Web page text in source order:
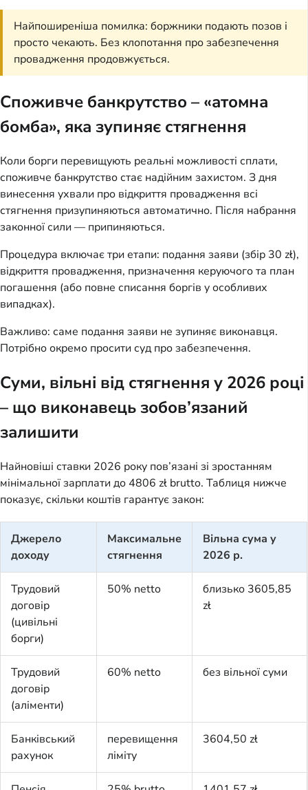
Найпоширеніша помилка: боржники подають позов і
просто чекають. Без клопотання про забезпечення
провадження продовжується.
Споживче банкрутство – «атомна
бомба», яка зупиняє стягнення
Коли борги перевищують реальні можливості сплати,
споживче банкрутство стає надійним захистом. З дня
винесення ухвали про відкриття провадження всі
стягнення призупиняються автоматично. Після набрання
законної сили — припиняються.
Процедура включає три етапи: подання заяви (збір 30 zł),
відкриття провадження, призначення керуючого та план
погашення (або повне списання боргів у особливих
випадках).
Важливо: саме подання заяви не зупиняє виконавця.
Потрібно окремо просити суд про забезпечення.
Суми, вільні від стягнення у 2026 році
– що виконавець зобов’язаний
залишити
Найновіші ставки 2026 року пов’язані зі зростанням
мінімальної зарплати до 4806 zł brutto. Таблиця нижче
показує, скільки коштів гарантує закон:
Джерело
доходу
Максимальне
стягнення
Вільна сума у
2026 р.
Трудовий
договір
(цивільні
борги)
50% netto
близько 3605,85
zł
Трудовий
договір
(аліменти)
60% netto без вільної суми
Банківський
рахунок
перевищення
ліміту
3604,50 zł